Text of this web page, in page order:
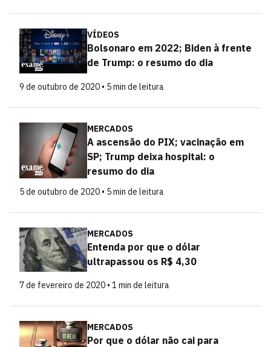
VÍDEOS
Bolsonaro em 2022; Biden à frente
de Trump: o resumo do dia
9 de outubro de 2020 • 5 min de leitura
MERCADOS
A ascensão do PIX; vacinação em
SP; Trump deixa hospital: o
resumo do dia
5 de outubro de 2020 • 5 min de leitura
MERCADOS
Entenda por que o dólar
ultrapassou os R$ 4,30
7 de fevereiro de 2020 • 1 min de leitura
MERCADOS
Por que o dólar não cai para